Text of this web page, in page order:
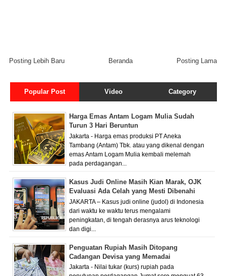
Posting Lebih Baru Posting Lama
Beranda
Popular Post Video Category
Harga Emas Antam Logam Mulia Sudah
Turun 3 Hari Beruntun
Jakarta - Harga emas produksi PT Aneka
Tambang (Antam) Tbk. atau yang dikenal dengan
emas Antam Logam Mulia kembali melemah
pada perdagangan...
Kasus Judi Online Masih Kian Marak, OJK
Evaluasi Ada Celah yang Mesti Dibenahi
JAKARTA – Kasus judi online (judol) di Indonesia
dari waktu ke waktu terus mengalami
peningkatan, di tengah derasnya arus teknologi
dan digi...
Penguatan Rupiah Masih Ditopang
Cadangan Devisa yang Memadai
Jakarta - Nilai tukar (kurs) rupiah pada